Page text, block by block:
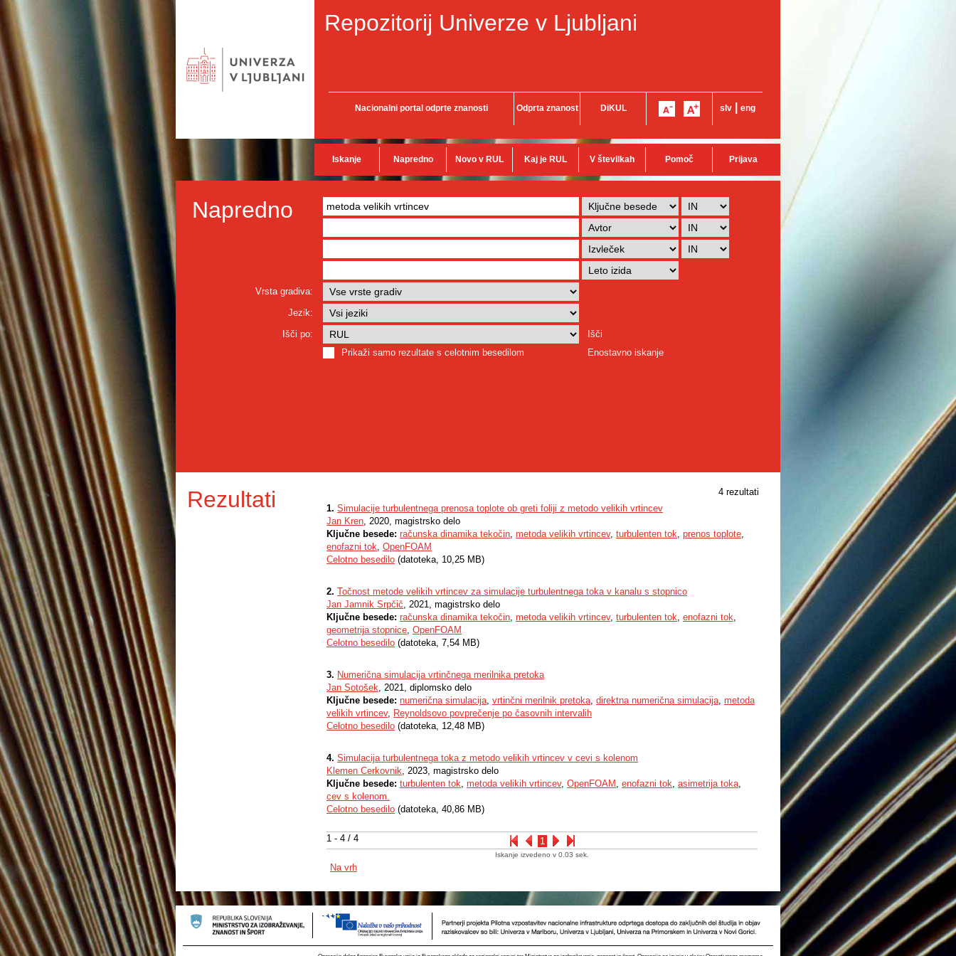
Repozitorij Univerze v Ljubljani
Nacionalni portal odprte znanosti Odprta znanost DiKUL slv eng
Iskanje Napredno Novo v RUL Kaj je RUL V številkah Pomoč Prijava
Napredno
Vrsta gradiva:
Jezik:
Išči po:
Išči
Prikaži samo rezultate s celotnim besedilom
Enostavno iskanje
Rezultati 4 rezultati
1 - 4 / 4 1
1. Simulacije turbulentnega prenosa toplote ob greti foliji z metodo velikih vrtincev
Jan Kren, 2020, magistrsko delo
Ključne besede: računska dinamika tekočin, metoda velikih vrtincev, turbulenten tok, prenos toplote,
enofazni tok, OpenFOAM
Celotno besedilo (datoteka, 10,25 MB)
2. Točnost metode velikih vrtincev za simulacije turbulentnega toka v kanalu s stopnico
Jan Jamnik Srpčič, 2021, magistrsko delo
Ključne besede: računska dinamika tekočin, metoda velikih vrtincev, turbulenten tok, enofazni tok,
geometrija stopnice, OpenFOAM
Celotno besedilo (datoteka, 7,54 MB)
3. Numerična simulacija vrtinčnega merilnika pretoka
Jan Sotošek, 2021, diplomsko delo
Ključne besede: numerična simulacija, vrtinčni merilnik pretoka, direktna numerična simulacija, metoda
velikih vrtincev, Reynoldsovo povprečenje po časovnih intervalih
Celotno besedilo (datoteka, 12,48 MB)
4. Simulacija turbulentnega toka z metodo velikih vrtincev v cevi s kolenom
Klemen Cerkovnik, 2023, magistrsko delo
Ključne besede: turbulenten tok, metoda velikih vrtincev, OpenFOAM , enofazni tok, asimetrija toka,
cev s kolenom.
Celotno besedilo (datoteka, 40,86 MB)
Iskanje izvedeno v 0.03 sek.
Na vrh